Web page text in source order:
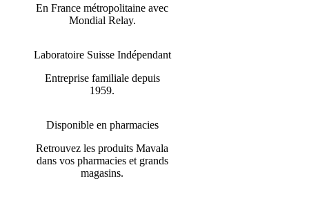
En France métropolitaine avec
Mondial Relay.
Laboratoire Suisse Indépendant
Entreprise familiale depuis
1959.
Disponible en pharmacies
Retrouvez les produits Mavala
dans vos pharmacies et grands
magasins.